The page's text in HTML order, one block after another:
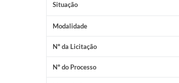
Situação
Modalidade
Nº da Licitação
Nº do Processo